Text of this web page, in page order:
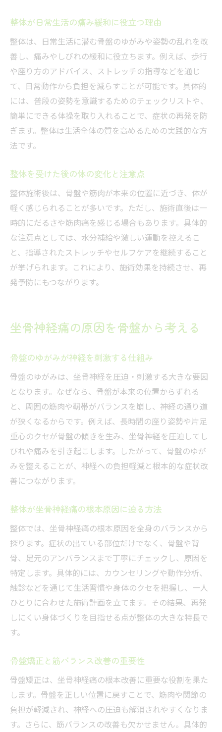
整体が日常生活の痛み緩和に役立つ理由
整体は、日常生活に潜む骨盤のゆがみや姿勢の乱れを改
善し、痛みやしびれの緩和に役立ちます。例えば、歩行
や座り方のアドバイス、ストレッチの指導などを通じ
て、日常動作から負担を減らすことが可能です。具体的
には、普段の姿勢を意識するためのチェックリストや、
簡単にできる体操を取り入れることで、症状の再発を防
ぎます。整体は生活全体の質を高めるための実践的な方
法です。
整体を受けた後の体の変化と注意点
整体施術後は、骨盤や筋肉が本来の位置に近づき、体が
軽く感じられることが多いです。ただし、施術直後は一
時的にだるさや筋肉痛を感じる場合もあります。具体的
な注意点としては、水分補給や激しい運動を控えるこ
と、指導されたストレッチやセルフケアを継続すること
が挙げられます。これにより、施術効果を持続させ、再
発予防にもつながります。
坐骨神経痛の原因を骨盤から考える
骨盤のゆがみが神経を刺激する仕組み
骨盤のゆがみは、坐骨神経を圧迫・刺激する大きな要因
となります。なぜなら、骨盤が本来の位置からずれる
と、周囲の筋肉や靭帯がバランスを崩し、神経の通り道
が狭くなるからです。例えば、長時間の座り姿勢や片足
重心のクセが骨盤の傾きを生み、坐骨神経を圧迫してし
びれや痛みを引き起こします。したがって、骨盤のゆが
みを整えることが、神経への負担軽減と根本的な症状改
善につながります。
整体が坐骨神経痛の根本原因に迫る方法
整体では、坐骨神経痛の根本原因を全身のバランスから
探ります。症状の出ている部位だけでなく、骨盤や背
骨、足元のアンバランスまで丁寧にチェックし、原因を
特定します。具体的には、カウンセリングや動作分析、
触診などを通じて生活習慣や身体のクセを把握し、一人
ひとりに合わせた施術計画を立てます。その結果、再発
しにくい身体づくりを目指せる点が整体の大きな特長で
す。
骨盤矯正と筋バランス改善の重要性
骨盤矯正は、坐骨神経痛の根本改善に重要な役割を果た
します。骨盤を正しい位置に戻すことで、筋肉や関節の
負担が軽減され、神経への圧迫も解消されやすくなりま
す。さらに、筋バランスの改善も欠かせません。具体的